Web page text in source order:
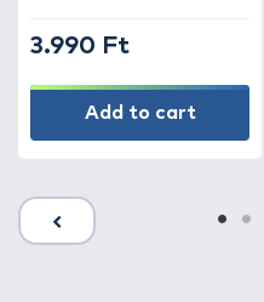
3.990 Ft
Add to cart